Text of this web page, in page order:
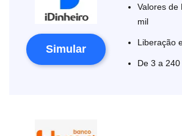
Simular
Valores de
mil
Liberação
De 3 a